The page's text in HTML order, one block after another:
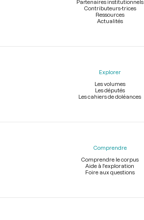
Partenaires institutionnels
Contributeurs-trices
Ressources
Actualités
Explorer
Les volumes
Les députés
Les cahiers de doléances
Comprendre
Comprendre le corpus
Aide à l'exploration
Foire aux questions